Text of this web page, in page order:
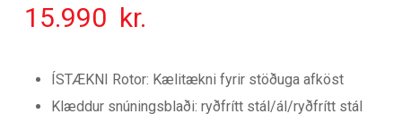
15.990 kr.
ÍSTÆKNI Rotor: Kælitækni fyrir stöðuga afköst
Klæddur snúningsblaði: ryðfrítt stál/ál/ryðfrítt stál